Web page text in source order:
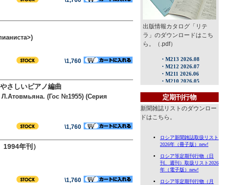
\1,760
さしいピアノ編曲
(Гос №1955) (Серия
\1,760
年刊）
\1,760
出版情報カタログ「リテ
ラ」のダウンロードはこち
ら。（.pdf）
定期刊行物
新聞雑誌リストのダウンロー
ドはこちら。